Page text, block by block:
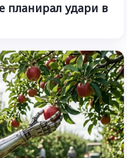
планирал удари в